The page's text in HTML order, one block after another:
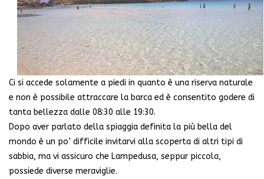
Ci si accede solamente a piedi in quanto è una riserva naturale
e non è possibile attraccare la barca ed è consentito godere di
tanta bellezza dalle 08:30 alle 19:30.
Dopo aver parlato della spiaggia definita la più bella del
mondo è un po’ difficile invitarvi alla scoperta di altri tipi di
sabbia, ma vi assicuro che Lampedusa, seppur piccola,
possiede diverse meraviglie.